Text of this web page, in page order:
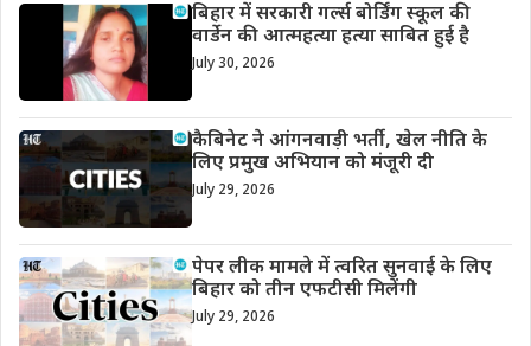
बिहार में सरकारी गर्ल्स बोर्डिंग स्कूल की
वार्डेन की आत्महत्या हत्या साबित हुई है
July 30, 2026
कैबिनेट ने आंगनवाड़ी भर्ती, खेल नीति के
लिए प्रमुख अभियान को मंजूरी दी
July 29, 2026
पेपर लीक मामले में त्वरित सुनवाई के लिए
बिहार को तीन एफटीसी मिलेंगी
July 29, 2026